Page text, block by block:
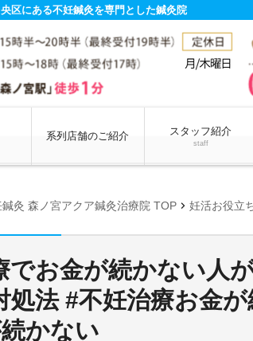
区にある不妊鍼灸を専門とした鍼灸院
系列店舗のご紹介 スタッフ紹介
staff
灸 森ノ宮アクア鍼灸治療院 TOP chevron_right 妊活お役立
でお金が続かない人
処法 #不妊治療お金
かない